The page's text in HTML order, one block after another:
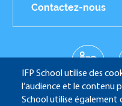
IFP School utilise des
l’audience et le contenu
School utilise également
Contactez-nous
Réseaux
sociaux
linkedin